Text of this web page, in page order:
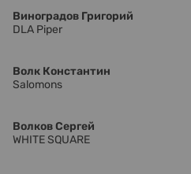
Виноградов Григорий
DLA Piper
Волк Константин
Salomons
Волков Сергей
WHITE SQUARE